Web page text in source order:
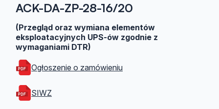
ACK-DA-ZP-28-16/20
(Przegląd oraz wymiana elementów
eksploatacyjnych UPS-ów zgodnie z
wymaganiami DTR)
Ogłoszenie o zamówieniu
SIWZ